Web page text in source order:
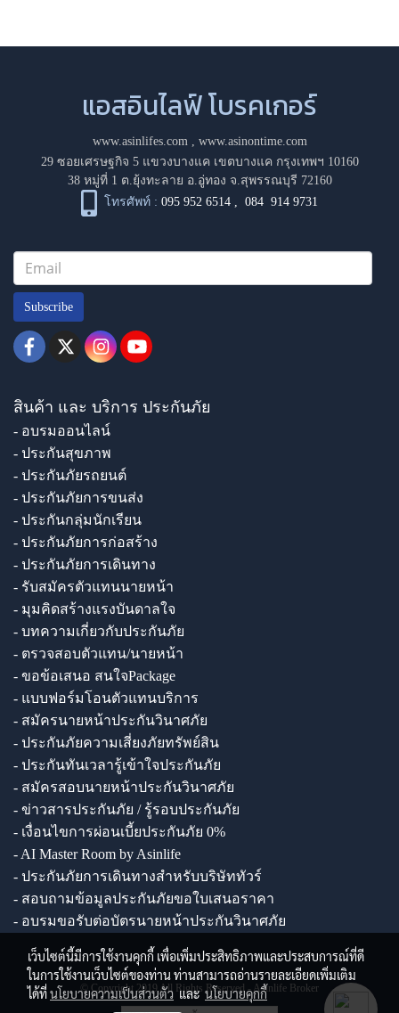
แอสอินไลฟ์ โบรคเกอร์
www.asinlifes.com
www.asinontime.com
29 ซอยเศรษฐกิจ 5 แขวงบางแค เขตบางแค กรุงเทพฯ 10160
38 หมู่ที่ 1 ต.ยุ้งทะลาย อ.อู่ทอง จ.สุพรรณบุรี 72160
โทรศัพท์ : 095 952 6514 ,084 914 9731
Subscribe
สินค้า และ บริการ ประกันภัย
- อบรมออนไลน์
- ประกันสุขภาพ
- ประกันภัยรถยนต์
- ประกันภัยการขนส่ง
- ประกันกลุ่มนักเรียน
- ประกันภัยการก่อสร้าง
- ประกันภัยการเดินทาง
- รับสมัครตัวแทนนายหน้า
- มุมคิดสร้างแรงบันดาลใจ
- บทความเกี่ยวกับประกันภัย
- ตรวจสอบตัวแทน/นายหน้า
- ขอข้อเสนอ สนใจPackage
- แบบฟอร์มโอนตัวแทนบริการ
- สมัครนายหน้าประกันวินาศภัย
- ประกันภัยความเสี่ยงภัยทรัพย์สิน
- ประกันทันเวลารู้เข้าใจประกันภัย
- สมัครสอบนายหน้าประกันวินาศภัย
- ข่าวสารประกันภัย / รู้รอบประกันภัย
- เงื่อนไขการผ่อนเบี้ยประกันภัย 0%
- AI Master Room by Asinlife
- ประกันภัยการเดินทางสำหรับบริษัททัวร์
- สอบถามข้อมูลประกันภัยขอใบเสนอราคา
- อบรมขอรับต่อบัตรนายหน้าประกันวินาศภัย
© Copyright 2019 All Rights Reserved - Asinlife Broker
เว็บไซต์นี้มีการใช้งานคุกกี้ เพื่อเพิ่มประสิทธิภาพและประสบการณ์ที่ดี
ในการใช้งานเว็บไซต์ของท่าน ท่านสามารถอ่านรายละเอียดเพิ่มเติม
ได้ที่นโยบายความเป็นส่วนตัว และนโยบายคุกกี้